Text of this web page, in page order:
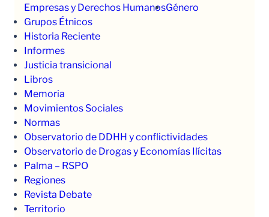
Empresas y Derechos HumanosGénero
Grupos Étnicos
Historia Reciente
Informes
Justicia transicional
Libros
Memoria
Movimientos Sociales
Normas
Observatorio de DDHH y conflictividades
Observatorio de Drogas y Economías Ilícitas
Palma – RSPO
Regiones
Revista Debate
Territorio